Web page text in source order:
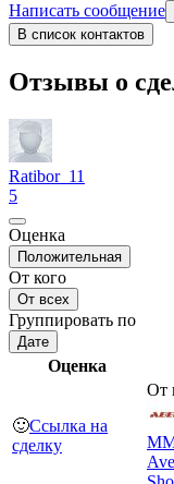
Написать сообщение
В список контактов
Отзывы о
Ratibor_11
5
Оценка
Положительная
От кого
От всех
Группировать по
Дате
Оценка
🙂Ссылка на
сделку
От